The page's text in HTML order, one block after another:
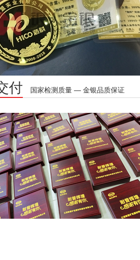
付 国家检测质量 — 金银品质保证